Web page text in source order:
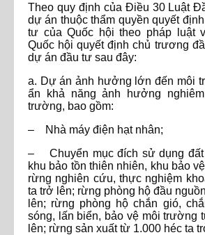
Theo quy định của Điều 30 Luật
dự án thuộc thẩm quyền quyết
tư của Quốc hội theo pháp luật
Quốc hội quyết định chủ trương
dự án đầu tư sau đây:
a. Dự án ảnh hưởng lớn đến môi
ẩn khả năng ảnh hưởng
trường, bao gồm:
– Nhà máy điện hạt nhân;
– Chuyển mục đích sử dụng đất
khu bảo tồn thiên nhiên, khu bảo
rừng nghiên cứu, thực nghiệm
ta trở lên; rừng phòng hộ đầu
lên; rừng phòng hộ chắn gió,
sóng, lấn biển, bảo vệ môi trường
lên; rừng sản xuất từ 1.000 héc ta